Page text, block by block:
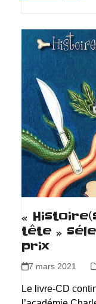
«
tête »
prix
7 mars 2021
Le livre-CD